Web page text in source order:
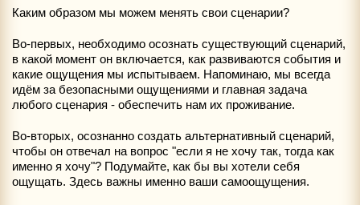
Каким образом мы можем менять свои сценарии?
Во-первых, необходимо осознать существующий сценарий,
в какой момент он включается, как развиваются события и
какие ощущения мы испытываем. Напоминаю, мы всегда
идём за безопасными ощущениями и главная задача
любого сценария - обеспечить нам их проживание.
Во-вторых, осознанно создать альтернативный сценарий,
чтобы он отвечал на вопрос "если я не хочу так, тогда как
именно я хочу"? Подумайте, как бы вы хотели себя
ощущать. Здесь важны именно ваши самоощущения.